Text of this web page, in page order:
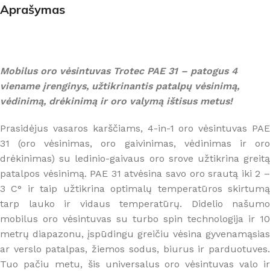
Aprašymas
Mobilus oro vėsintuvas Trotec PAE 31 – patogus 4
viename įrenginys, užtikrinantis patalpų vėsinimą,
vėdinimą, drėkinimą ir oro valymą ištisus metus!
Prasidėjus vasaros karščiams, 4-in-1 oro vėsintuvas PAE
31 (oro vėsinimas, oro gaivinimas, vėdinimas ir oro
drėkinimas) su ledinio-gaivaus oro srove užtikrina greitą
patalpos vėsinimą. PAE 31 atvėsina savo oro srautą iki 2 –
3 C° ir taip užtikrina optimalų temperatūros skirtumą
tarp lauko ir vidaus temperatūrų. Didelio našumo
mobilus oro vėsintuvas su turbo spin technologija ir 10
metrų diapazonu, įspūdingu greičiu vėsina gyvenamąsias
ar verslo patalpas, žiemos sodus, biurus ir parduotuves.
Tuo pačiu metu, šis universalus oro vėsintuvas valo ir